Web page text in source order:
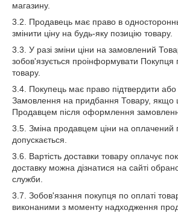
магазину.
3.2. Продавець має право в
змінити ціну на будь-яку позицію товару.
3.3. У разі зміни ціни на замовлений
зобов'язується проінформувати Покупця
товару.
3.4. Покупець має право підтвердити
Замовлення на придбання Товару, якщо
Продавцем після оформлення
3.5. Зміна продавцем ціни на оплачений
допускається.
3.6. Вартість доставки товару оплачує
доставку можна дізнатися на сайті
служби.
3.7. Зобов'язання покупця по оплаті
виконаними з моменту надходження